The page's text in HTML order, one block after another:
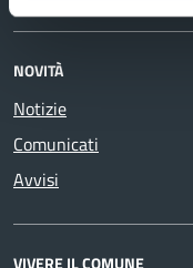
NOVITÀ
Notizie
Comunicati
Avvisi
VIVERE IL COMUNE